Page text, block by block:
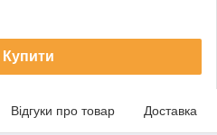
Купити
Відгуки про товар Доставка